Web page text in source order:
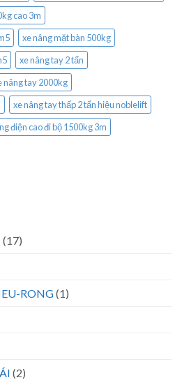
cao 3m
xe nâng mặt bàn 500kg
xe nâng tay 2 tấn
nâng tay 2000kg
xe nâng tay thấp 2 tấn hiệu noblelift
điện cao đi bộ 1500kg 3m
(17)
RONG(1)
(2)